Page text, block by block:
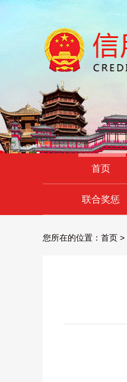
首页
联合奖惩
您所在的位置： 首页 >